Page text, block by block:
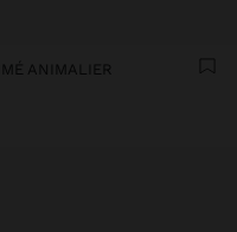
ANIMALIER